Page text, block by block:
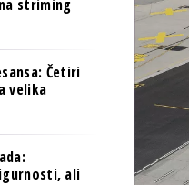
PULS REGIONA
NOVO NA RAFU
striming
Četiri
velika
ali